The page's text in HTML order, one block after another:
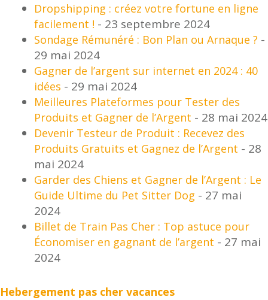
Dropshipping : créez votre fortune en ligne
facilement ! - 23 septembre 2024
Sondage Rémunéré : Bon Plan ou Arnaque ? -
29 mai 2024
Gagner de l’argent sur internet en 2024 : 40
idées - 29 mai 2024
Meilleures Plateformes pour Tester des
Produits et Gagner de l’Argent - 28 mai 2024
Devenir Testeur de Produit : Recevez des
Produits Gratuits et Gagnez de l’Argent - 28
mai 2024
Garder des Chiens et Gagner de l’Argent : Le
Guide Ultime du Pet Sitter Dog - 27 mai
2024
Billet de Train Pas Cher : Top astuce pour
Économiser en gagnant de l’argent - 27 mai
2024
Hebergement pas cher vacances